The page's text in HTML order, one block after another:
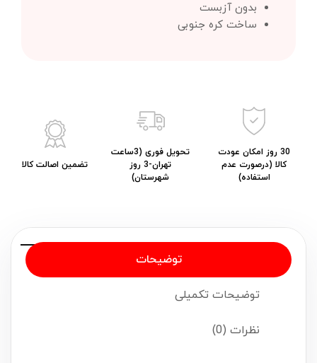
بدون آزبست
ساخت کره جنوبی
30 روز امکان عودت
کالا (درصورت عدم
استفاده)
تحویل فوری (3ساعت
تهران-3 روز
شهرستان)
تضمین اصالت کالا
توضیحات
توضیحات تکمیلی
نظرات (0)